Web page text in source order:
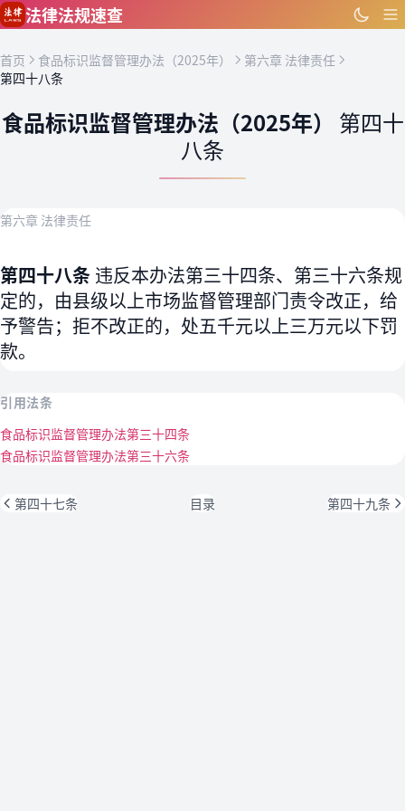
跳到主要内容
法律法规速查
首页 食品标识监督管理办法（2025年）
第六章 法律责任
第四十八条
食品标识监督管理办法（2025年） 第四十
八条
第六章 法律责任
第四十八条 违反本办法第三十四条、第三十六条规
定的，由县级以上市场监督管理部门责令改正，给
予警告；拒不改正的，处五千元以上三万元以下罚
款。
引用法条
食品标识监督管理办法第三十四条
食品标识监督管理办法第三十六条
第四十七条 目录 第四十九条